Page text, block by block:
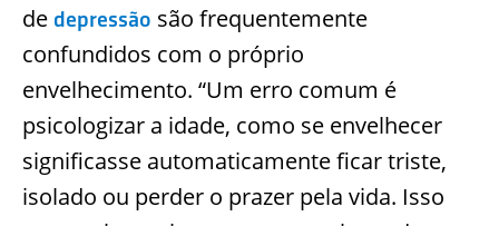
de depressão são frequentemente
confundidos com o próprio
envelhecimento. “Um erro comum é
psicologizar a idade, como se envelhecer
significasse automaticamente ficar triste,
isolado ou perder o prazer pela vida. Isso